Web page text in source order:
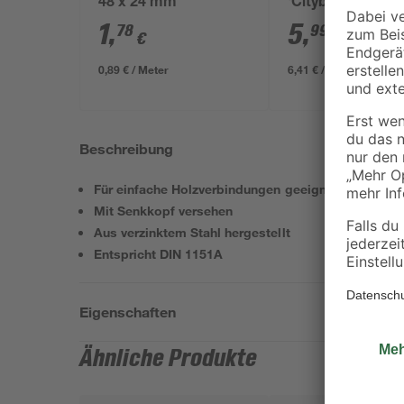
48 x 24 mm
1,78 €
0,89 € / Meter
'Cityboard'
ungeschliffen
634 x 12 mm
5,99
/ m²
6,41 € / Pack
Beschreibung
Für einfache Holzverbindungen geeignet
Mit Senkkopf versehen
Aus verzinktem Stahl hergestellt
Entspricht DIN 1151A
Eigenschaften
Ähnliche Produkte